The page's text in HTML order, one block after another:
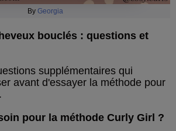
By Georgia
bouclés : questions et
supplémentaires qui
avant d'essayer la méthode pour
pour la méthode Curly Girl ?